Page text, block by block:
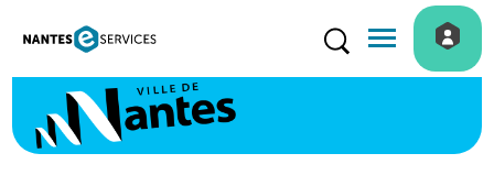
Rechercher
Menu de